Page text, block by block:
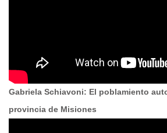
Gabriela Schiavoni: El poblamiento
provincia de Misiones